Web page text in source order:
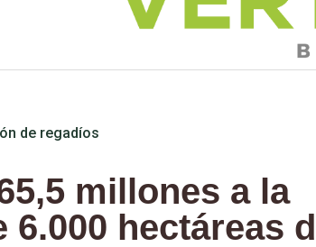
de regadíos
millones a la
hectáreas